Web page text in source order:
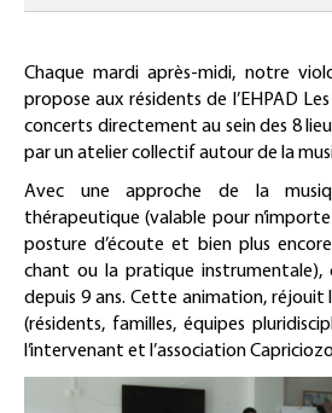
Chaque mardi après-midi, notre
propose aux résidents de l’EHPAD
concerts directement au sein des 8
par un atelier collectif autour de la
Avec une approche de la
thérapeutique (valable pour
posture d’écoute et bien plus
chant ou la pratique instrumentale),
depuis 9 ans. Cette animation, réjouit
(résidents, familles, équipes
l’intervenant et l’association